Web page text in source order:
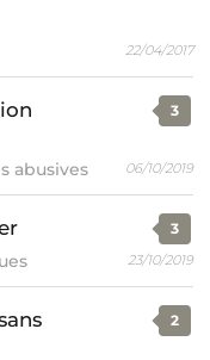
22/04/2017
abusives
3
06/10/2019
3
23/10/2019
2